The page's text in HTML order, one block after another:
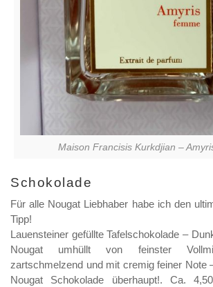
Maison Francisis Kurkdjian –
Schokolade
Für alle Nougat Liebhaber habe ich den
Tipp!
Lauensteiner gefüllte Tafelschokolade –
Nougat umhüllt von feinster
zartschmelzend und mit cremig feiner Note
Nougat Schokolade überhaupt!. Ca.